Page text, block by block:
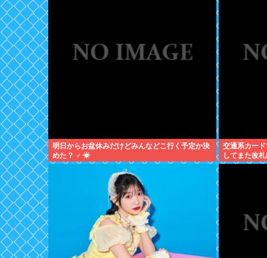
明日からお盆休みだけどみんなどこ行く予定か決
めた？ ‍♂ ☀
交通系カー
してまた改